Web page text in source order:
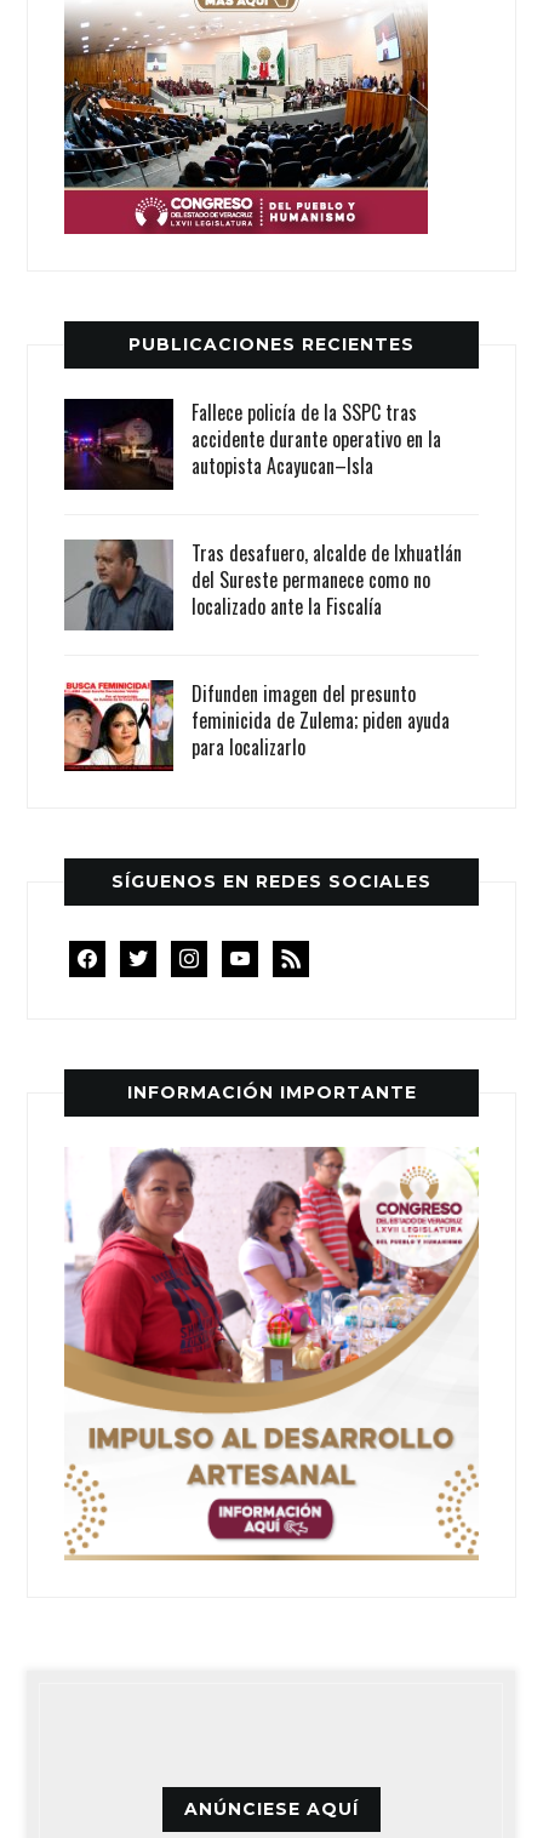
PUBLICACIONES RECIENTES
Fallece policía de la SSPC tras
accidente durante operativo en la
autopista Acayucan–Isla
Tras desafuero, alcalde de Ixhuatlán
del Sureste permanece como no
localizado ante la Fiscalía
Difunden imagen del presunto
feminicida de Zulema; piden ayuda
para localizarlo
SÍGUENOS EN REDES SOCIALES
facebooktwitterinstagramyoutube
rss
INFORMACIÓN IMPORTANTE
ANÚNCIESE AQUÍ